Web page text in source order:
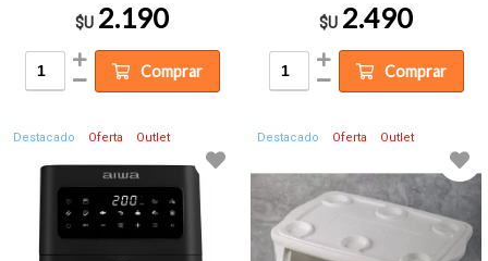
$U 2.190
Comprar
$U 2.490
Comprar
Destacado Oferta Outlet Destacado Oferta Outlet